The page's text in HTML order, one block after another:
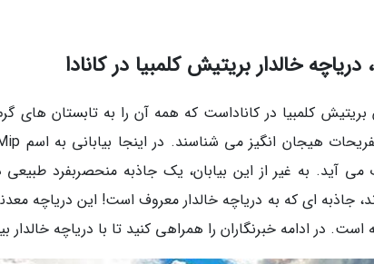
خالدار بریتیش کلمبیا در کانادا
کلمبیا در کاناداست که همه آن را به تابستان های
می آید. به غیر از این بیابان، یک جاذبه منحصربفرد
جاذبه ای که به دریاچه خالدار معروف است! این دریاچه
است. در ادامه خبرنگاران را همراهی کنید تا با دریاچه خالدار